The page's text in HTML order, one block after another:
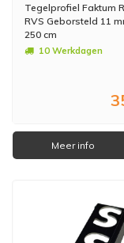
Tegelprofiel Faktum
RVS Geborsteld 11
250 cm
10 Werkdagen
Meer info